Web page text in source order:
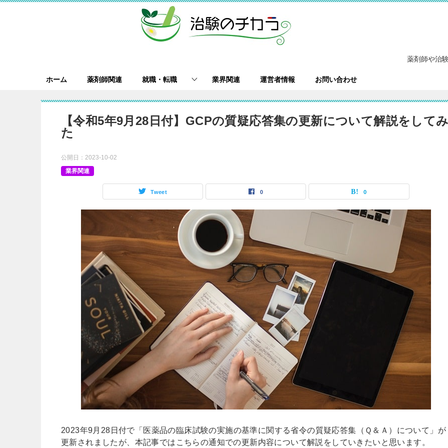
薬剤師や治
ホーム 薬剤師関連 就職・転職 業界関連 運営者情報 お問い合わせ
【令和5年9月28日付】GCPの質疑応答集の更新について解説をして
た
公開日： 2023-10-02
業界関連
Tweet 0 0
2023年9月28日付で「医薬品の臨床試験の実施の基準に関する省令の質疑応答集（Ｑ＆Ａ）について」が
更新されましたが、本記事ではこちらの通知での更新内容について解説をしていきたいと思います。